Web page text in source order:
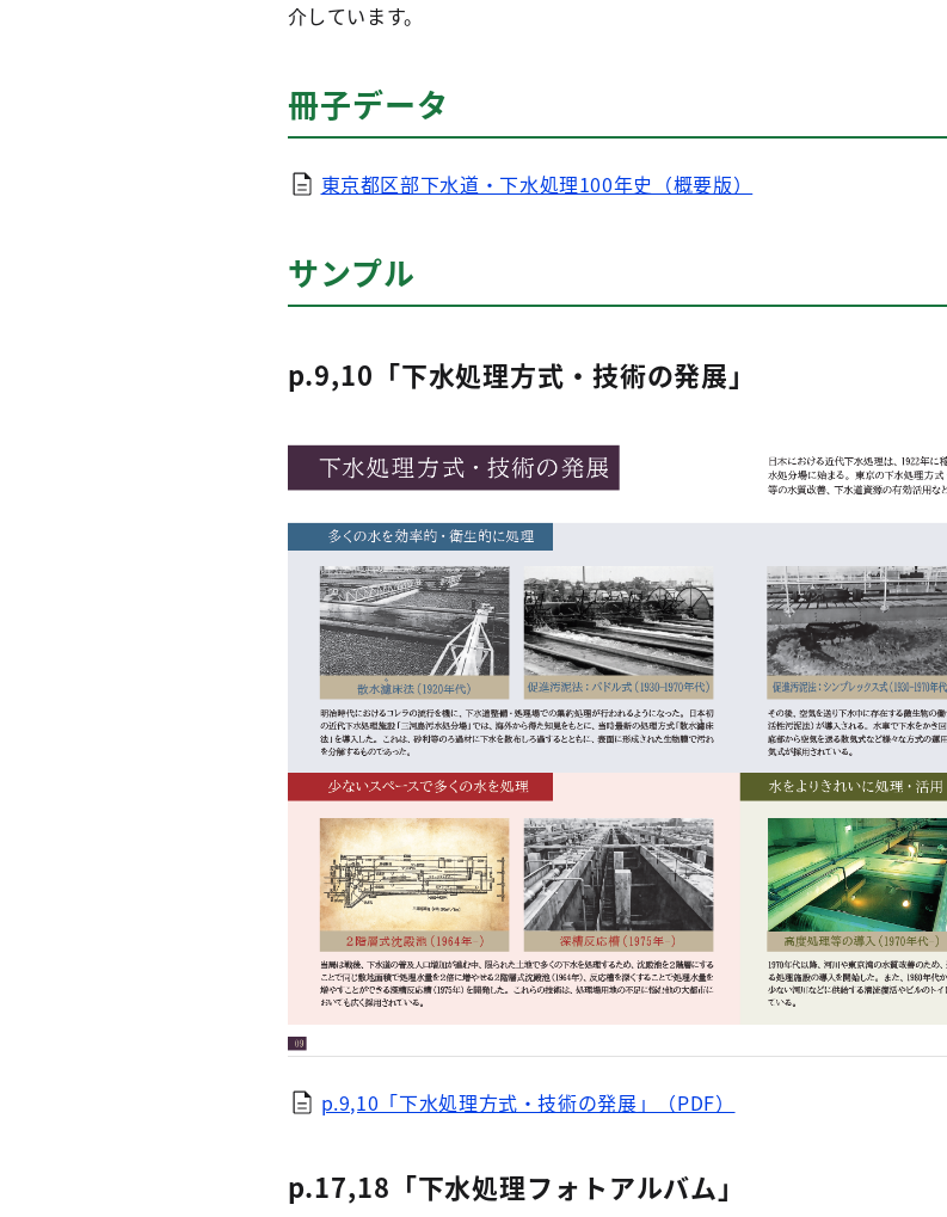
介しています。
冊子データ
東京都区部下水道・下水処理100年史（概要版）
サンプル
p.9,10「下水処理方式・技術の発展」
p.9,10「下水処理方式・技術の発展」（PDF）
p.17,18「下水処理フォトアルバム」